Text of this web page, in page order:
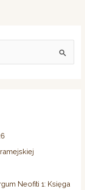
Neofiti 1: Księga